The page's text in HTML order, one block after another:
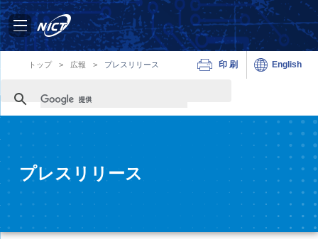
トップ > 広報 > プレスリリース 印刷 English
プレスリリース